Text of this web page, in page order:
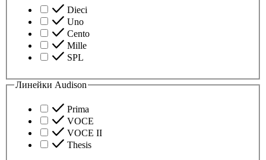
Dieci
Uno
Cento
Mille
SPL
Линейки Audison
Prima
VOCE
VOCE II
Thesis